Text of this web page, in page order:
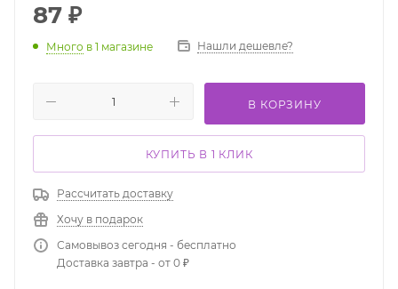
87 ₽
Много в 1 магазине Нашли дешевле?
В КОРЗИНУ
КУПИТЬ В 1 КЛИК
Рассчитать доставку
Хочу в подарок
Самовывоз сегодня - бесплатно
Доставка завтра - от 0 ₽